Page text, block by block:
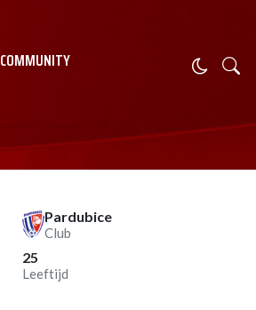
COMMUNITY
Pardubice
Club
25
Leeftijd